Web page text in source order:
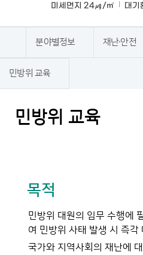
미세먼지 24㎍/㎥ 대기
분야별정보 재난·안전
민방위 교육
민방위 교육
목적
민방위 대원의 임무 수행에
여 민방위 사태 발생 시 즉
국가와 지역사회의 재난에